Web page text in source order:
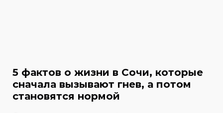
5 фактов о жизни в Сочи, которые
сначала вызывают гнев, а потом
становятся нормой